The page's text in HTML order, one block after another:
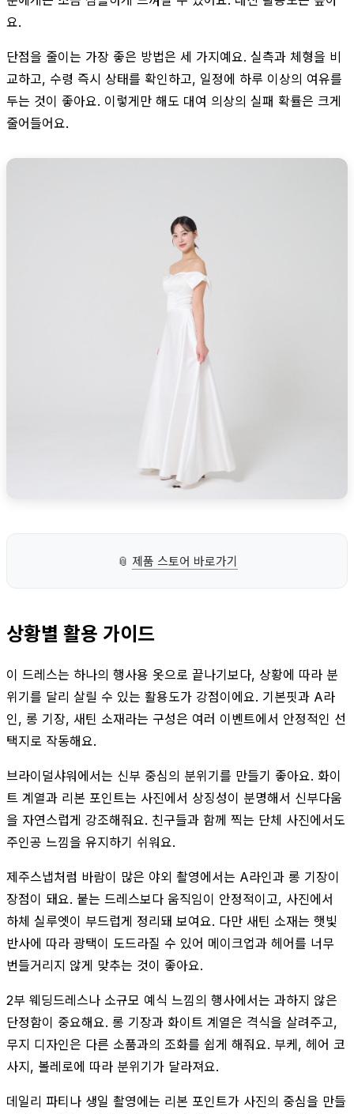
요.
단점을 줄이는 가장 좋은 방법은 세 가지예요. 실측과 체형을 비
교하고, 수령 즉시 상태를 확인하고, 일정에 하루 이상의 여유를
두는 것이 좋아요. 이렇게만 해도 대여 의상의 실패 확률은 크게
줄어들어요.
📎 제품 스토어 바로가기
상황별 활용 가이드
이 드레스는 하나의 행사용 옷으로 끝나기보다, 상황에 따라 분
위기를 달리 살릴 수 있는 활용도가 강점이에요. 기본핏과 A라
인, 롱 기장, 새틴 소재라는 구성은 여러 이벤트에서 안정적인 선
택지로 작동해요.
브라이덜샤워에서는 신부 중심의 분위기를 만들기 좋아요. 화이
트 계열과 리본 포인트는 사진에서 상징성이 분명해서 신부다움
을 자연스럽게 강조해줘요. 친구들과 함께 찍는 단체 사진에서도
주인공 느낌을 유지하기 쉬워요.
제주스냅처럼 바람이 많은 야외 촬영에서는 A라인과 롱 기장이
장점이 돼요. 붙는 드레스보다 움직임이 안정적이고, 사진에서
하체 실루엣이 부드럽게 정리돼 보여요. 다만 새틴 소재는 햇빛
반사에 따라 광택이 도드라질 수 있어 메이크업과 헤어를 너무
번들거리지 않게 맞추는 것이 좋아요.
2부 웨딩드레스나 소규모 예식 느낌의 행사에서는 과하지 않은
단정함이 중요해요. 롱 기장과 화이트 계열은 격식을 살려주고,
무지 디자인은 다른 소품과의 조화를 쉽게 해줘요. 부케, 헤어 코
사지, 볼레로에 따라 분위기가 달라져요.
데일리 파티나 생일 촬영에는 리본 포인트가 사진의 중심을 만들